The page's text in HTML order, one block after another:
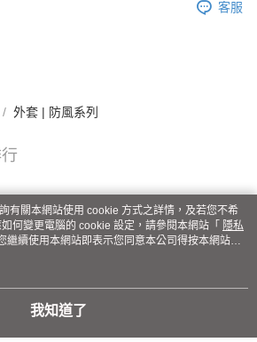
客服
外套 | 防風系列
有關本網站使用 cookie 方式之詳情，及若您不希
何變更電腦的 cookie 設定，請參閱本網站「 隱私
繼續使用本網站即表示您同意本公司得按本網站使
。
我知道了